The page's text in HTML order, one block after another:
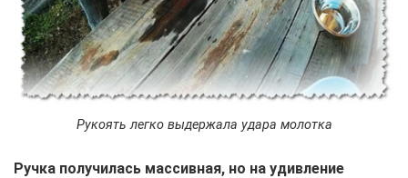
Рукоять легко выдержала удара молотка
Ручка получилась массивная, но на удивление